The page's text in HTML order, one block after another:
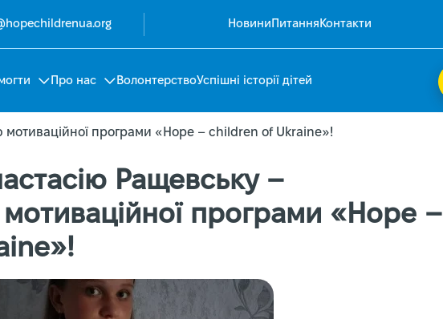
Новини Питання Контакти
Про нас ВолонтерствоУспішні історії дітей
програми «Hope – children of Ukraine»!
Ращевську –
програми «Hope –